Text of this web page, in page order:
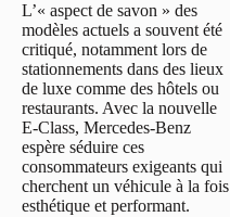
L’« aspect de savon » des
modèles actuels a souvent été
critiqué, notamment lors de
stationnements dans des lieux
de luxe comme des hôtels ou
restaurants. Avec la nouvelle
E-Class, Mercedes-Benz
espère séduire ces
consommateurs exigeants qui
cherchent un véhicule à la fois
esthétique et performant.